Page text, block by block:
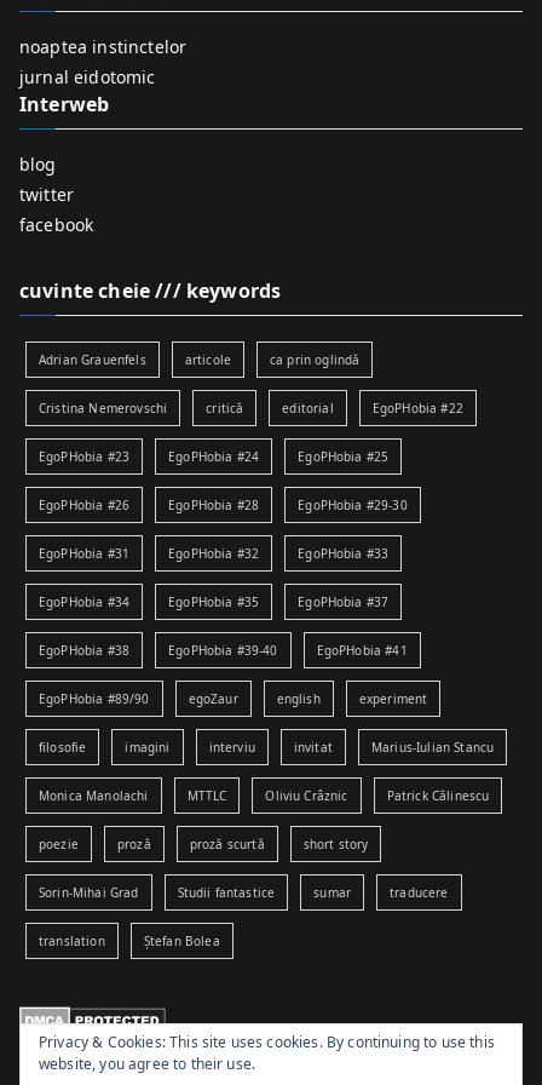
o
noaptea instinctelor
jurnal eidotomic
Interweb
blog
twitter
facebook
cuvinte cheie /// keywords
Adrian Grauenfels articole ca prin oglindă
Cristina Nemerovschi critică editorial EgoPHobia #22
EgoPHobia #23 EgoPHobia #24 EgoPHobia #25
EgoPHobia #26 EgoPHobia #28 EgoPHobia #29-30
EgoPHobia #31 EgoPHobia #32 EgoPHobia #33
EgoPHobia #34 EgoPHobia #35 EgoPHobia #37
EgoPHobia #38 EgoPHobia #39-40 EgoPHobia #41
EgoPHobia #89/90 egoZaur english experiment
filosofie imagini interviu invitat Marius-Iulian Stancu
Monica Manolachi MTTLC Oliviu Crâznic Patrick Călinescu
poezie proză proză scurtă short story
Sorin-Mihai Grad Studii fantastice sumar traducere
translation Ștefan Bolea
Privacy & Cookies: This site uses cookies. By continuing to use this
website, you agree to their use.